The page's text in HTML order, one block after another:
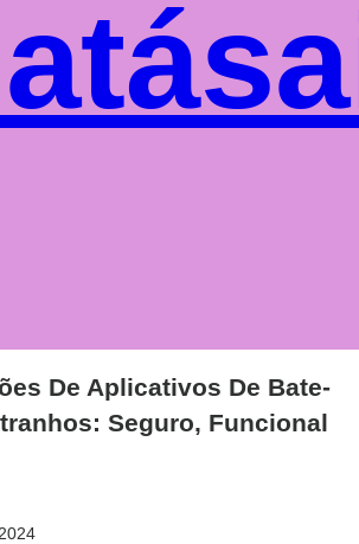
De Aplicativos De Bate-
Seguro, Funcional